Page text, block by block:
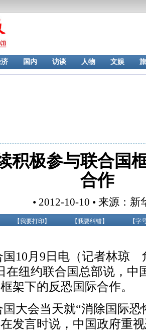
国内 访谈 人物 文娱
积极参与联合国
合作
• 2012-10-10 • 来源：新
【我要打印 】 【我要纠错】 【字
国10月9日电（记者林琼
在纽约联合国总部说，中
架下的反恐国际合作。
国大会当天就“消除国际
发言时说，中国政府重